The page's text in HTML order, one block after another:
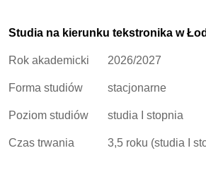
Studia na kierunku tekstronika w
Rok akademicki 2026/2027
Forma studiów stacjonarne
Poziom studiów studia I stopnia
Czas trwania 3,5 roku (studia I